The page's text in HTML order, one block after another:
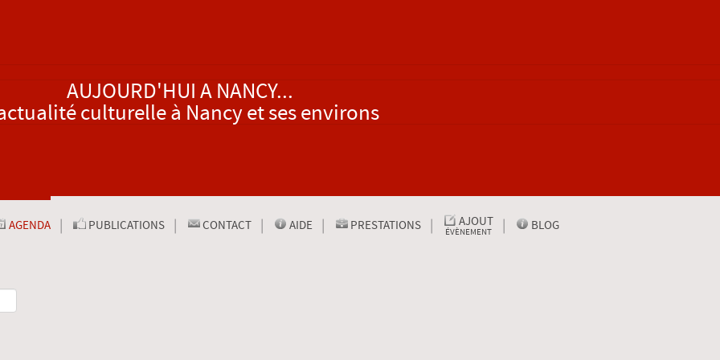
AUJOURD'HUI A NANCY...
culturelle à Nancy et ses environs
AGENDA PUBLICATIONS CONTACT AIDE PRESTATIONS AJOUT
ÉVÈNEMENT BLOG